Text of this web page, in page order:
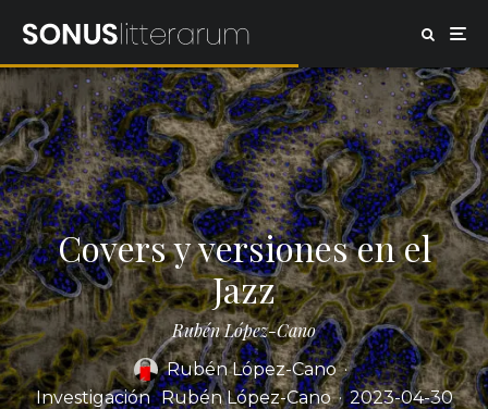
Covers y versiones en el
Jazz
Rubén López-Cano
Rubén López-Cano ·
Investigación Rubén López-Cano · 2023-04-30